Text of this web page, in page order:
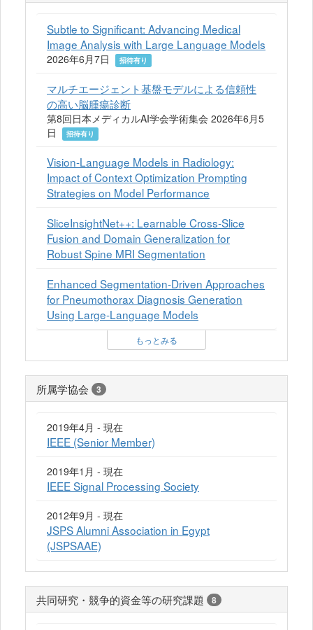
Subtle to Significant: Advancing Medical
Image Analysis with Large Language Models
2026年6月7日 招待有り
マルチエージェント基盤モデルによる信頼性
の高い脳腫瘍診断
第8回日本メディカルAI学会学術集会 2026年6月5
日
招待有り
Vision-Language Models in Radiology:
Impact of Context Optimization Prompting
Strategies on Model Performance
SliceInsightNet++: Learnable Cross-Slice
Fusion and Domain Generalization for
Robust Spine MRI Segmentation
Enhanced Segmentation-Driven Approaches
for Pneumothorax Diagnosis Generation
Using Large-Language Models
もっとみる
所属学協会 3
2019年4月 - 現在
IEEE (Senior Member)
2019年1月 - 現在
IEEE Signal Processing Society
2012年9月 - 現在
JSPS Alumni Association in Egypt
(JSPSAAE)
共同研究・競争的資金等の研究課題 8